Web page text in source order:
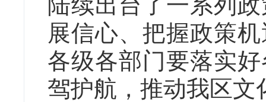
展信心、把握政策
各级各部门要落实
驾护航，推动我区